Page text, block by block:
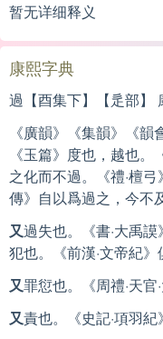
暂无详细释义
康熙字典
過【酉集下】【辵部】
《廣韻》《集韻》《韻
《玉篇》度也，越也
之化而不過。《禮·檀
傳》自以爲過之，今不
又過失也。《書·大禹
犯也。《前漢·文帝紀》
又罪愆也。《周禮·天官
又責也。《史記·項羽紀